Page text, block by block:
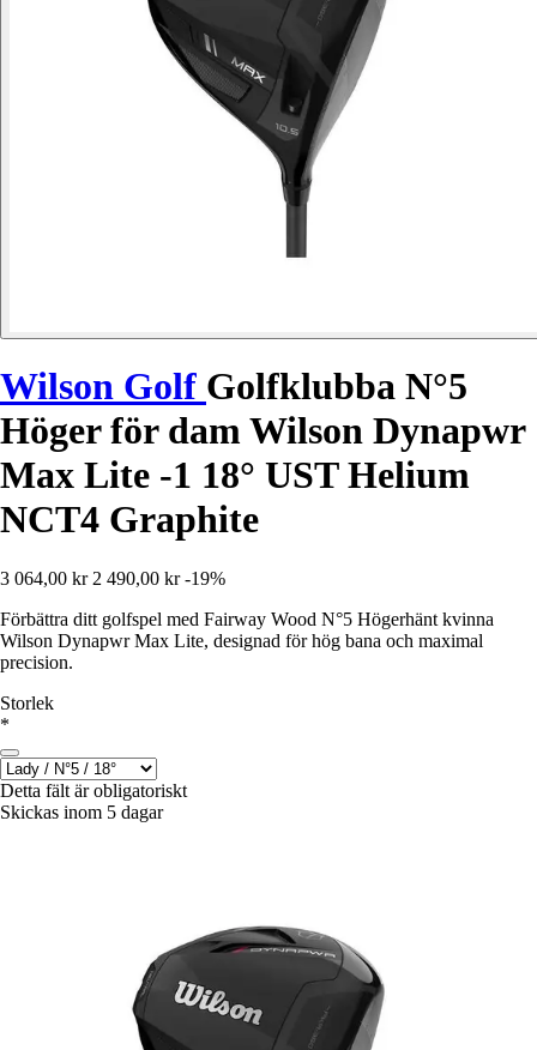
Wilson Golf Golfklubba N°5
Höger för dam Wilson Dynapwr
Max Lite -1 18° UST Helium
NCT4 Graphite
3 064,00 kr 2 490,00 kr -19%
Förbättra ditt golfspel med Fairway Wood N°5 Högerhänt kvinna
Wilson Dynapwr Max Lite, designad för hög bana och maximal
precision.
Storlek
*
Detta fält är obligatoriskt
Skickas inom 5 dagar